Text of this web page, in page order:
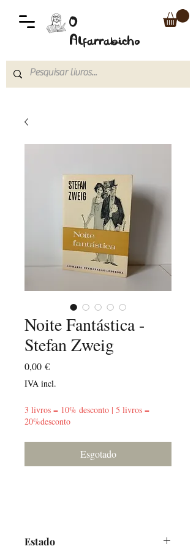
O
Alfarrabicho
Noite Fantástica -
Stefan Zweig
0,00 €Preço
IVA incl.
3 livros = 10% desconto | 5 livros =
20%desconto
Esgotado
Estado